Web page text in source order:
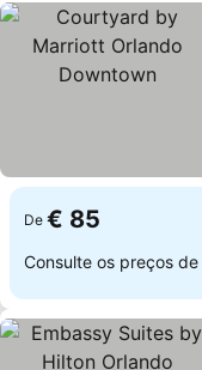
De € 85
Consulte os preços de